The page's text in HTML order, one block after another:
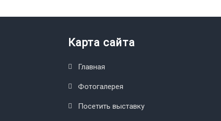
Карта сайта
Главная
Фотогалерея
Посетить выставку